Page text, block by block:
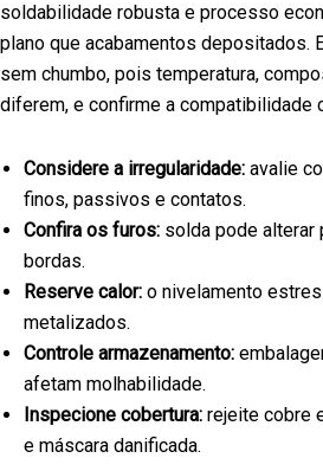
soldabilidade robusta e processo
plano que acabamentos depositados.
sem chumbo, pois temperatura,
diferem, e confirme a compatibilidade
Considere a irregularidade: avalie
finos, passivos e contatos.
Confira os furos: solda pode alterar
bordas.
Reserve calor: o nivelamento
metalizados.
Controle armazenamento:
afetam molhabilidade.
Inspecione cobertura: rejeite cobre
e máscara danificada.